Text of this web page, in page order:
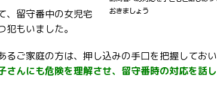
、留守番中の女児宅
もいました。
るご家庭の方は、押し込みの手口を把握しておい
さんにも危険を理解させ、留守番時の対応を話し